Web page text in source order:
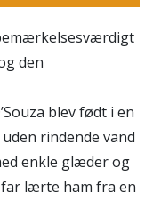
den
blev født i en
rindende vand
enkle glæder og
lærte ham fra en